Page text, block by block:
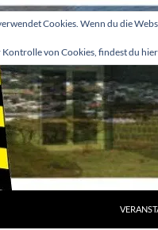
Cookies. Wenn du die
von Cookies, findest du